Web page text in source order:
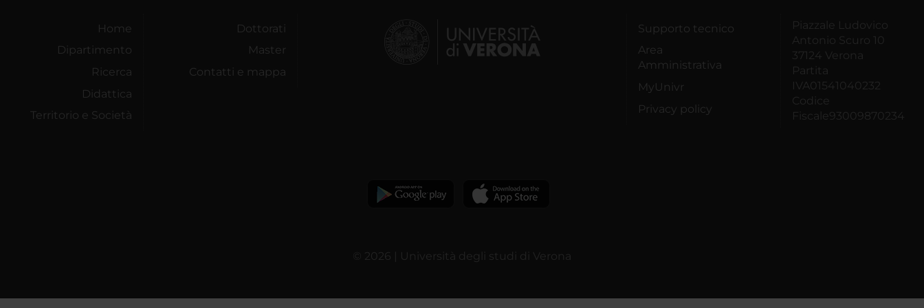
Home
Dipartimento
Ricerca
Didattica
Territorio e Società
Dottorati
Master
Contatti e mappa
Supporto tecnico
Area
Amministrativa
MyUnivr
Privacy policy
Piazzale Ludovico
Antonio Scuro 10
37124 Verona
Partita
IVA01541040232
Codice
Fiscale93009870234
© 2026 | Università degli studi di Verona